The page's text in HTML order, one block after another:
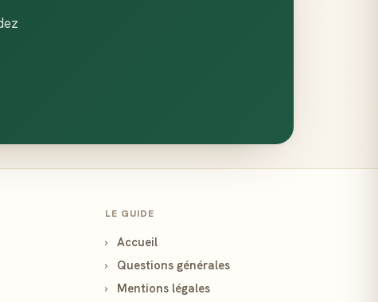
LE GUIDE
›
Accueil
›
Questions générales
›
Mentions légales